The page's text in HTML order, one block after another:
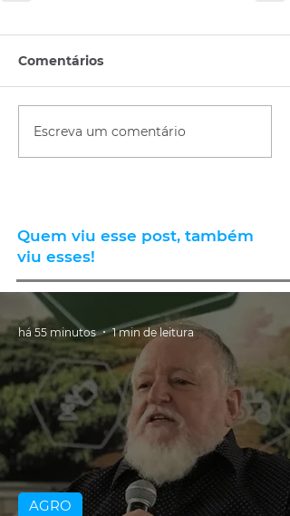
Comentários
Escreva um comentário
Quem viu esse post, também
viu esses!
AGRO
há 55 minutos 1 min de leitura